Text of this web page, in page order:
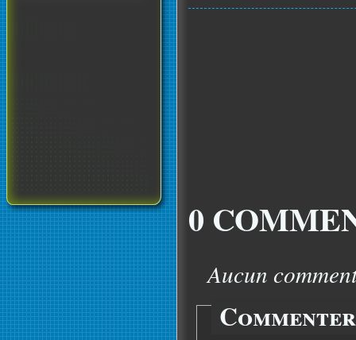
0
Aucun